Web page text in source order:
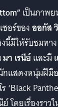
เป็นภาพ
อร์ของออกัส
นี้มีให้รับชมทา
มา เรนีย์และมี
กแสดงหนุ่มฝีมื
‘Black
โดยเรื่องราว